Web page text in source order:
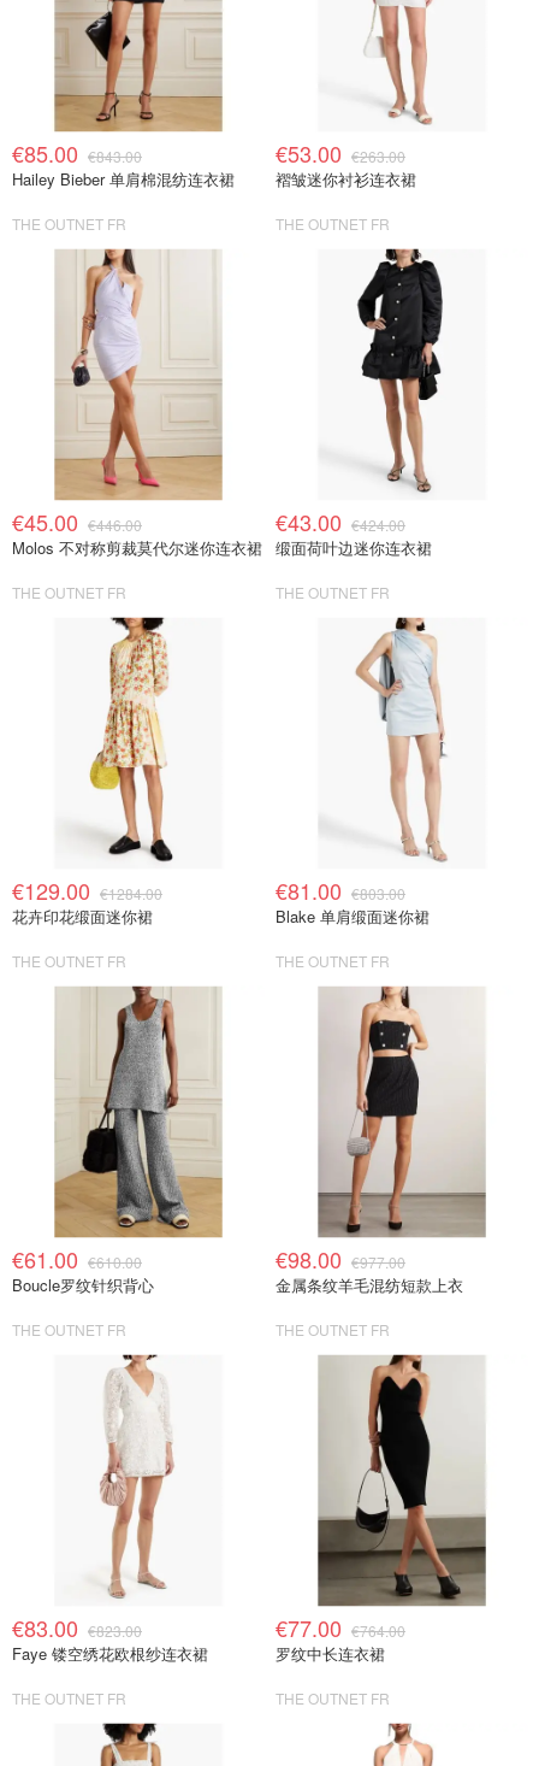
€85.00 €843.00
Hailey Bieber 单肩棉混纺连衣裙
THE OUTNET FR
€53.00 €263.00
褶皱迷你衬衫连衣裙
THE OUTNET FR
€45.00 €446.00
Molos 不对称剪裁莫代尔迷你连衣裙
THE OUTNET FR
€43.00 €424.00
缎面荷叶边迷你连衣裙
THE OUTNET FR
€129.00 €1284.00
花卉印花缎面迷你裙
THE OUTNET FR
€81.00 €803.00
Blake 单肩缎面迷你裙
THE OUTNET FR
€61.00 €610.00
Boucle罗纹针织背心
THE OUTNET FR
€98.00 €977.00
金属条纹羊毛混纺短款上衣
THE OUTNET FR
€83.00 €823.00
Faye 镂空绣花欧根纱连衣裙
THE OUTNET FR
€77.00 €764.00
罗纹中长连衣裙
THE OUTNET FR